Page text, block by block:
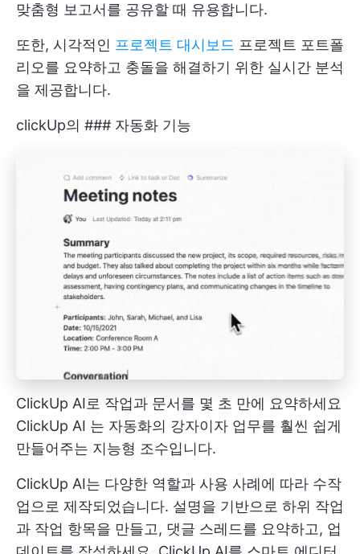
맞춤형 보고서를 공유할 때 유용합니다.
또한, 시각적인 프로젝트 대시보드 프로젝트 포트폴
리오를 요약하고 충돌을 해결하기 위한 실시간 분석
을 제공합니다.
clickUp의 ### 자동화 기능
ClickUp AI로 작업과 문서를 몇 초 만에 요약하세요
ClickUp AI 는 자동화의 강자이자 업무를 훨씬 쉽게
만들어주는 지능형 조수입니다.
ClickUp AI는 다양한 역할과 사용 사례에 따라 수작
업으로 제작되었습니다. 설명을 기반으로 하위 작업
과 작업 항목을 만들고, 댓글 스레드를 요약하고, 업